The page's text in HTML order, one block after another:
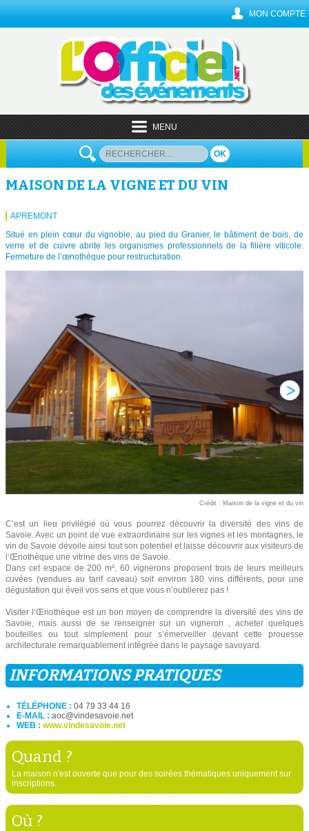
MON COMPTE
MENU
OK
MAISON DE LA VIGNE ET DU VIN
APREMONT
Situé en plein cœur du vignoble, au pied du Granier, le bâtiment de bois, de
verre et de cuivre abrite les organismes professionnels de la filière viticole.
Fermeture de l’œnothèque pour restructuration.
Crédit : Maison de la vigne et du vin
C’est un lieu privilégié où vous pourrez découvrir la diversité des vins de
Savoie. Avec un point de vue extraordinaire sur les vignes et les montagnes, le
vin de Savoie dévoile ainsi tout son potentiel et laisse découvrir aux visiteurs de
l’Œnothèque une vitrine des vins de Savoie.
Dans cet espace de 200 m², 60 vignerons proposent trois de leurs meilleurs
cuvées (vendues au tarif caveau) soit environ 180 vins différents, pour une
dégustation qui éveil vos sens et que vous n’oublierez pas !
Visiter l’Œnothèque est un bon moyen de comprendre la diversité des vins de
Savoie, mais aussi de se renseigner sur un vigneron , acheter quelques
bouteilles ou tout simplement pour s’émerveiller devant cette prouesse
architecturale remarquablement intégrée dans le paysage savoyard.
INFORMATIONS PRATIQUES
TÉLÉPHONE : 04 79 33 44 16
E-MAIL : aoc@vindesavoie.net
WEB : www.vindesavoie.net
Quand ?
La maison n'est ouverte que pour des soirées thématiques uniquement sur
inscriptions.
Où ?